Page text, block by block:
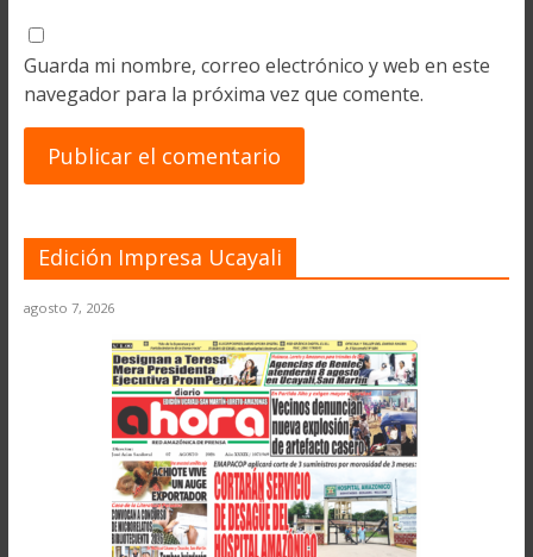
Guarda mi nombre, correo electrónico y web en este
navegador para la próxima vez que comente.
Edición Impresa Ucayali
agosto 7, 2026